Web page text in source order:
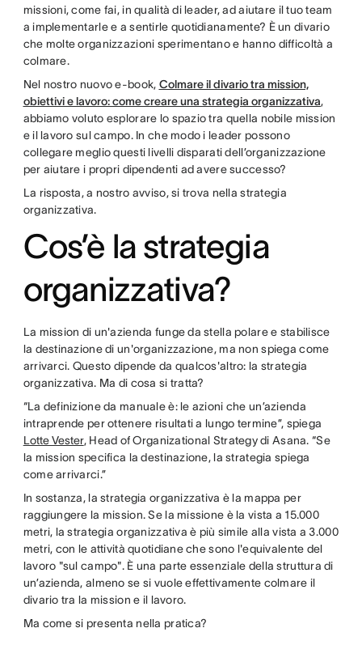
missioni, come fai, in qualità di leader, ad aiutare il tuo team
a implementarle e a sentirle quotidianamente? È un divario
che molte organizzazioni sperimentano e hanno difficoltà a
colmare.
Nel nostro nuovo e-book, Colmare il divario tra mission,
obiettivi e lavoro: come creare una strategia organizzativa,
abbiamo voluto esplorare lo spazio tra quella nobile mission
e il lavoro sul campo. In che modo i leader possono
collegare meglio questi livelli disparati dell’organizzazione
per aiutare i propri dipendenti ad avere successo?
La risposta, a nostro avviso, si trova nella strategia
organizzativa.
Cos’è la strategia
organizzativa?
La mission di un'azienda funge da stella polare e stabilisce
la destinazione di un'organizzazione, ma non spiega come
arrivarci. Questo dipende da qualcos'altro: la strategia
organizzativa. Ma di cosa si tratta?
“La definizione da manuale è: le azioni che un’azienda
intraprende per ottenere risultati a lungo termine”, spiega
Lotte Vester, Head of Organizational Strategy di Asana. “Se
la mission specifica la destinazione, la strategia spiega
come arrivarci.”
In sostanza, la strategia organizzativa è la mappa per
raggiungere la mission. Se la missione è la vista a 15.000
metri, la strategia organizzativa è più simile alla vista a 3.000
metri, con le attività quotidiane che sono l'equivalente del
lavoro "sul campo". È una parte essenziale della struttura di
un’azienda, almeno se si vuole effettivamente colmare il
divario tra la mission e il lavoro.
Ma come si presenta nella pratica?